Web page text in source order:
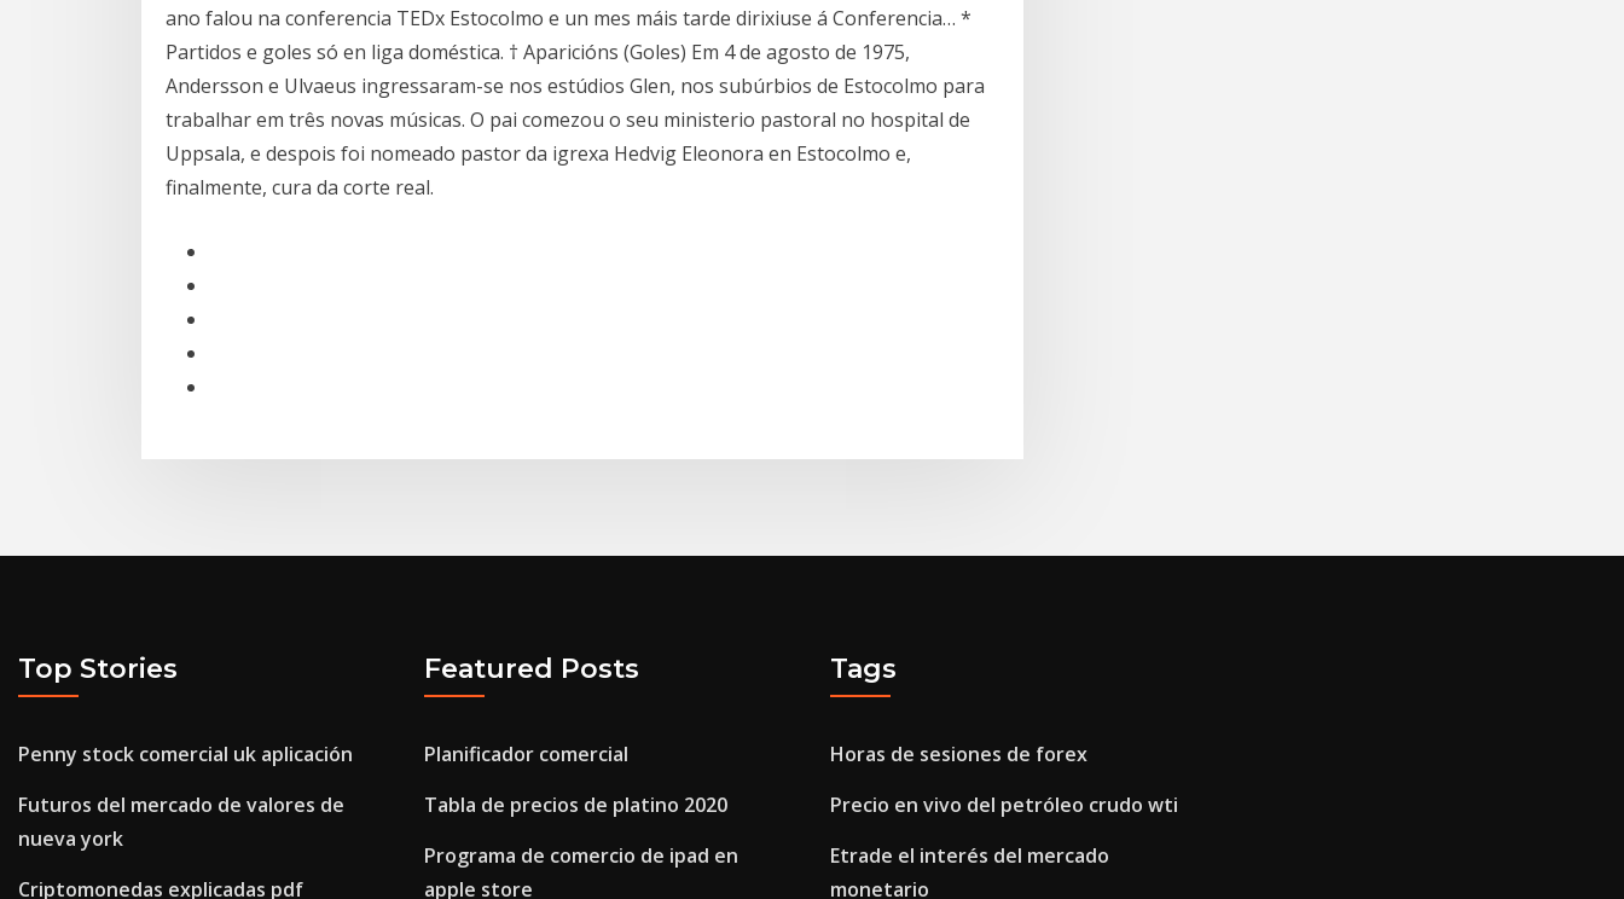
ano falou na conferencia TEDx Estocolmo e un mes máis tarde dirixiuse á Conferencia… *
Partidos e goles só en liga doméstica. † Aparicións (Goles) Em 4 de agosto de 1975,
Andersson e Ulvaeus ingressaram-se nos estúdios Glen, nos subúrbios de Estocolmo para
trabalhar em três novas músicas. O pai comezou o seu ministerio pastoral no hospital de
Uppsala, e despois foi nomeado pastor da igrexa Hedvig Eleonora en Estocolmo e,
finalmente, cura da corte real.
Top Stories
Penny stock comercial uk aplicación
Futuros del mercado de valores de
nueva york
Criptomonedas explicadas pdf
Featured Posts
Planificador comercial
Tabla de precios de platino 2020
Programa de comercio de ipad en
apple store
Tags
Horas de sesiones de forex
Precio en vivo del petróleo crudo wti
Etrade el interés del mercado
monetario